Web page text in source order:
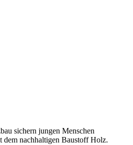
sichern jungen Menschen
nachhaltigen Baustoff Holz.